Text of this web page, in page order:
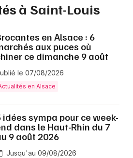
à Saint-Louis
en Alsace : 6
aux puces où
ce dimanche 9 août
le 07/08/2026
en Alsace
idées sympa pour ce week-
dans le Haut-Rhin du 7
9 août 2026
Jusqu'au 09/08/2026